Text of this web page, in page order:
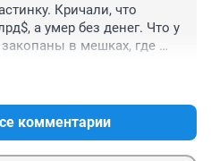
Кричали, что
а умер без денег. Что у
в мешках, где
комментарии